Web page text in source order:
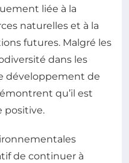
liée à la
naturelles et à la
futures. Malgré les
dans les
développement de
qu’il est
positive.
de continuer à